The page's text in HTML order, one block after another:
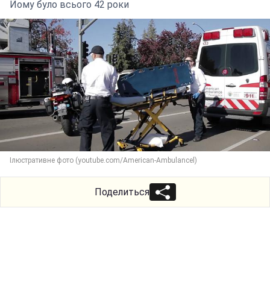
Йому було всього 42 роки
Ілюстративне фото (youtube.com/American-Ambulancel)
Поделиться